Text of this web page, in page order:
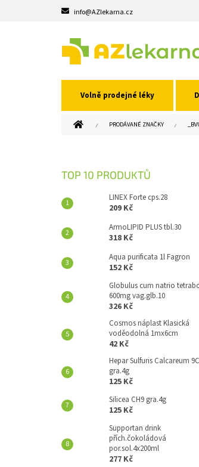
info@AZlekarna.cz
Volně prodejné léky
DOMŮ PRODÁVANÉ ZNAČKY
TOP 10 PRODUKTŮ
LINEX Forte cps.28
209 Kč
ArmoLIPID PLUS tbl.30
318 Kč
Aqua purificata 1l Fagron
152 Kč
Globulus cum natrio
600mg vag.glb.10
326 Kč
Cosmos náplast Klasická
voděodolná 1mx6cm
42 Kč
Hepar Sulfuris Calcareum
gra.4g
125 Kč
Silicea CH9 gra.4g
125 Kč
Supportan drink
přích.čokoládová
por.sol.4x200ml
277 Kč